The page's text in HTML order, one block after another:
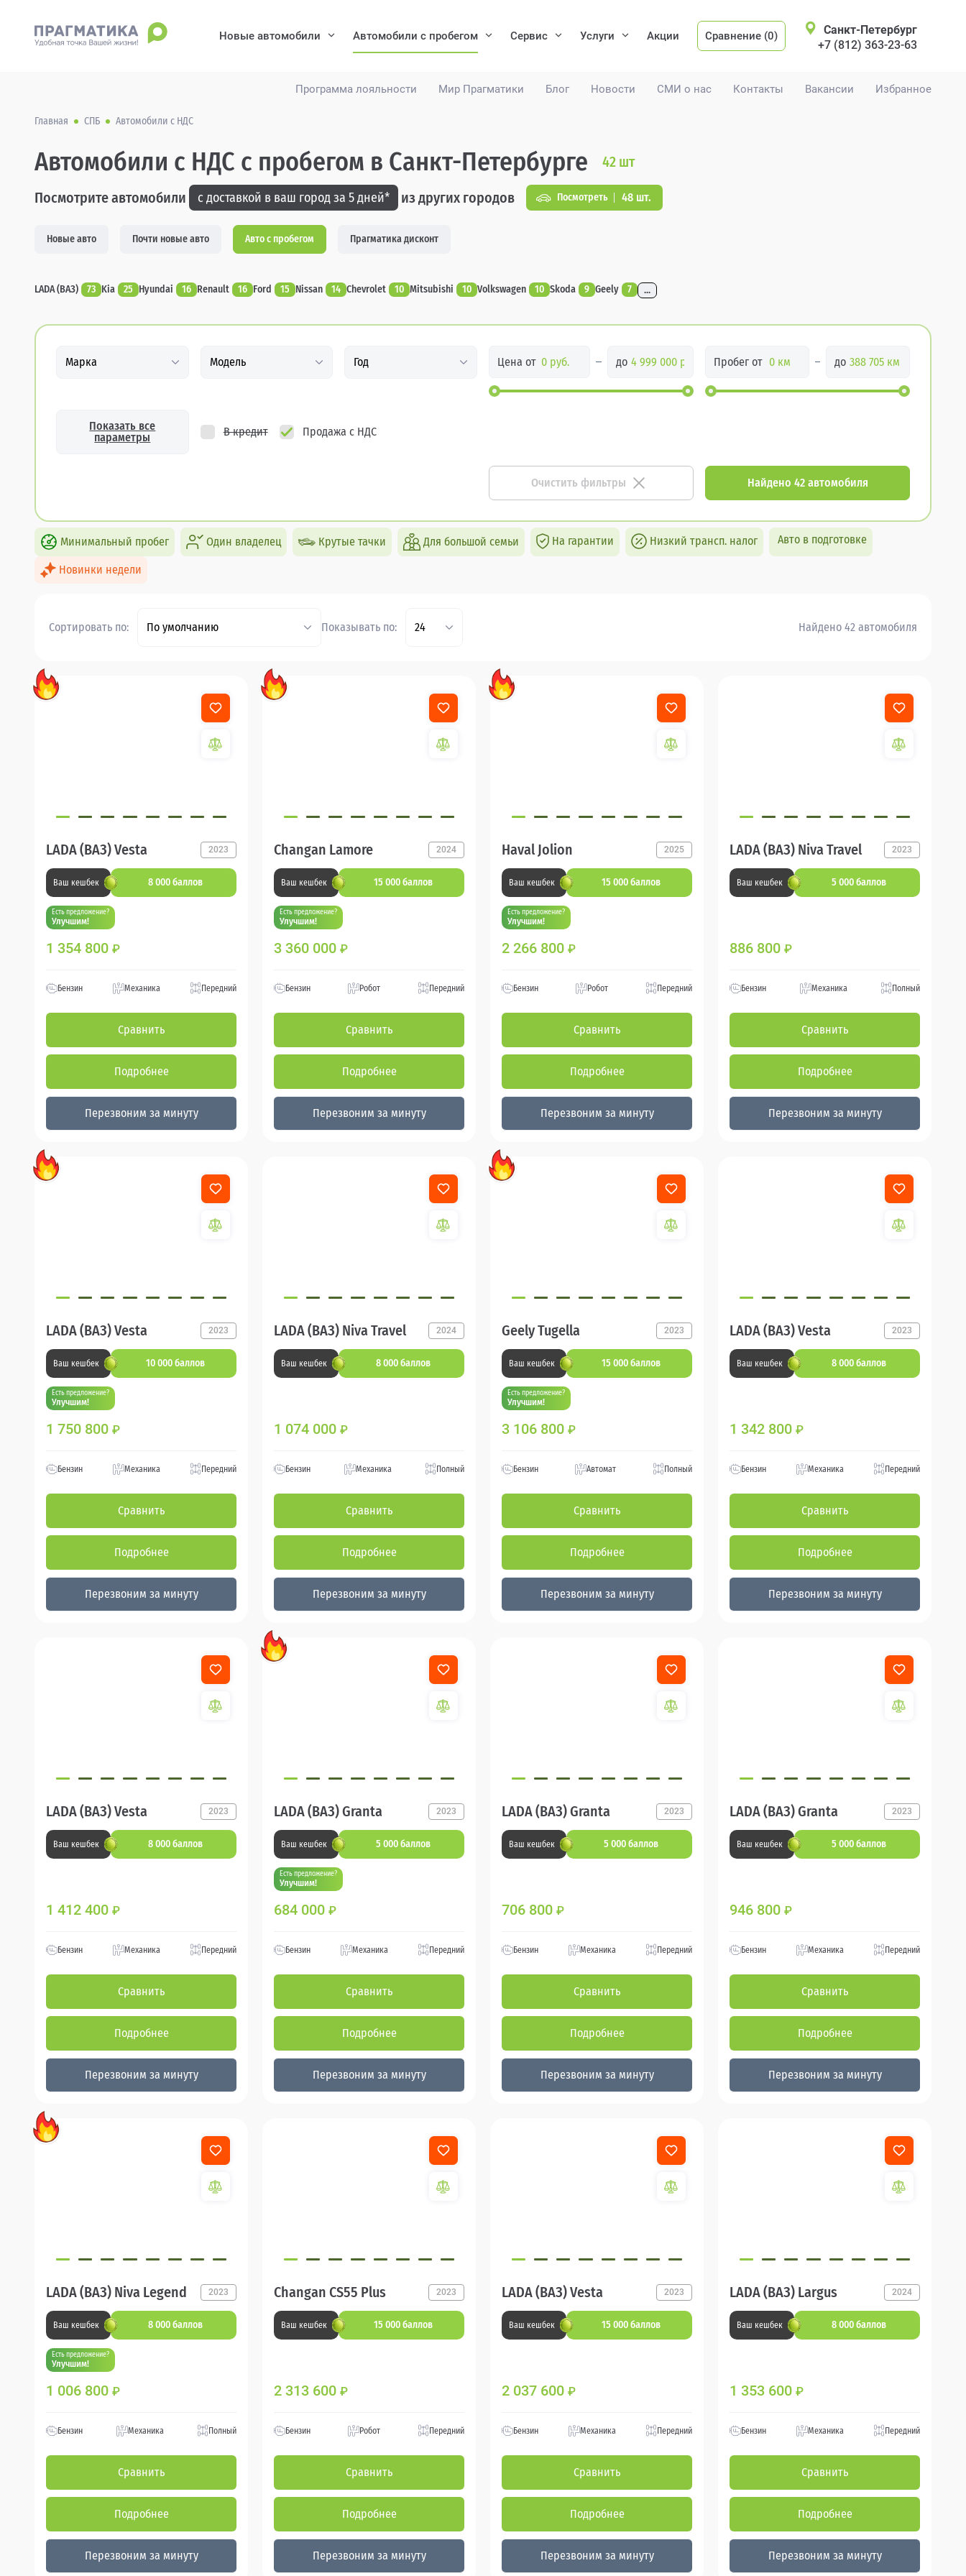
Программа лояльности Мир Прагматики Блог Новости СМИ о нас Контакты Вакансии Избранное
Новые автомобили Автомобили с пробегом Сервис Услуги Акции Сравнение (0)
Санкт-Петербург
+7 (812) 363-23-63
Главная СПБ Автомобили с НДС
Автомобили с НДС с пробегом в Санкт-Петербурге 42 шт
Посмотрите автомобили с доставкой в ваш город за 5 дней* из других городов Посмотреть 48 шт.
Новые авто Почти новые авто Авто с пробегом Прагматика дисконт
LADA (ВАЗ) 73 Kia 25 Hyundai 16 Renault 16 Ford 15 Nissan 14 Chevrolet 10 Mitsubishi 10 Volkswagen 10 Skoda 9 Geely 7 ...
Марка Модель Год Цена от до Пробег от до
Показать все
параметры
В кредит Продажа с НДС
Очистить фильтры Найдено 42 автомобиля
Минимальный пробег Один владелец Крутые тачки Для большой семьи На гарантии Низкий трансп. налог Авто в подготовке
Новинки недели
Сортировать по: По умолчанию Показывать по: 24 Найдено 42 автомобиля
LADA (ВАЗ) Vesta 2023
Ваш кешбек 8 000 баллов
Есть предложение?
Улучшим!
1 354 800 ₽
Бензин Механика Передний
Сравнить
Подробнее
Перезвоним за минуту
Changan Lamore 2024
Ваш кешбек 15 000 баллов
Есть предложение?
Улучшим!
3 360 000 ₽
Бензин Робот Передний
Сравнить
Подробнее
Перезвоним за минуту
Haval Jolion 2025
Ваш кешбек 15 000 баллов
Есть предложение?
Улучшим!
2 266 800 ₽
Бензин Робот Передний
Сравнить
Подробнее
Перезвоним за минуту
LADA (ВАЗ) Niva Travel 2023
Ваш кешбек 5 000 баллов
886 800 ₽
Бензин Механика Полный
Сравнить
Подробнее
Перезвоним за минуту
LADA (ВАЗ) Vesta 2023
Ваш кешбек 10 000 баллов
Есть предложение?
Улучшим!
1 750 800 ₽
Бензин Механика Передний
Сравнить
Подробнее
Перезвоним за минуту
LADA (ВАЗ) Niva Travel 2024
Ваш кешбек 8 000 баллов
1 074 000 ₽
Бензин Механика Полный
Сравнить
Подробнее
Перезвоним за минуту
Geely Tugella 2023
Ваш кешбек 15 000 баллов
Есть предложение?
Улучшим!
3 106 800 ₽
Бензин Автомат Полный
Сравнить
Подробнее
Перезвоним за минуту
LADA (ВАЗ) Vesta 2023
Ваш кешбек 8 000 баллов
1 342 800 ₽
Бензин Механика Передний
Сравнить
Подробнее
Перезвоним за минуту
LADA (ВАЗ) Vesta 2023
Ваш кешбек 8 000 баллов
1 412 400 ₽
Бензин Механика Передний
Сравнить
Подробнее
Перезвоним за минуту
LADA (ВАЗ) Granta 2023
Ваш кешбек 5 000 баллов
Есть предложение?
Улучшим!
684 000 ₽
Бензин Механика Передний
Сравнить
Подробнее
Перезвоним за минуту
LADA (ВАЗ) Granta 2023
Ваш кешбек 5 000 баллов
706 800 ₽
Бензин Механика Передний
Сравнить
Подробнее
Перезвоним за минуту
LADA (ВАЗ) Granta 2023
Ваш кешбек 5 000 баллов
946 800 ₽
Бензин Механика Передний
Сравнить
Подробнее
Перезвоним за минуту
LADA (ВАЗ) Niva Legend 2023
Ваш кешбек 8 000 баллов
Есть предложение?
Улучшим!
1 006 800 ₽
Бензин Механика Полный
Сравнить
Подробнее
Перезвоним за минуту
Changan CS55 Plus 2023
Ваш кешбек 15 000 баллов
2 313 600 ₽
Бензин Робот Передний
Сравнить
Подробнее
Перезвоним за минуту
LADA (ВАЗ) Vesta 2023
Ваш кешбек 15 000 баллов
2 037 600 ₽
Бензин Механика Передний
Сравнить
Подробнее
Перезвоним за минуту
LADA (ВАЗ) Largus 2024
Ваш кешбек 8 000 баллов
1 353 600 ₽
Бензин Механика Передний
Сравнить
Подробнее
Перезвоним за минуту